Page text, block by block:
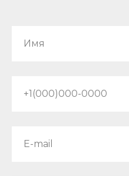
Имя
+1(000)000-0000
E-mail